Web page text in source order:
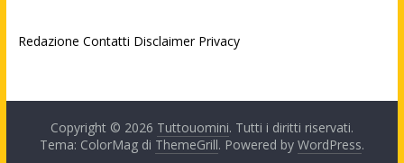
Redazione Contatti Disclaimer Privacy
Copyright © 2026 Tuttouomini. Tutti i diritti riservati.
Tema: ColorMag di ThemeGrill. Powered by WordPress.